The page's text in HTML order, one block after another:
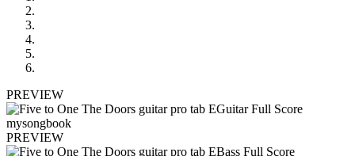
PREVIEW
PREVIEW